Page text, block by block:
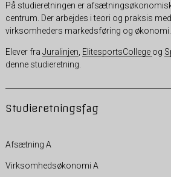
På studieretningen er
centrum. Der arbejdes i teori og praksis
virksomheders markedsføring og økonomi.
Elever fra Juralinjen ElitesportsCollege og
denne studieretning.
Studieretningsfag
Afsætning A
Virksomhedsøkonomi A